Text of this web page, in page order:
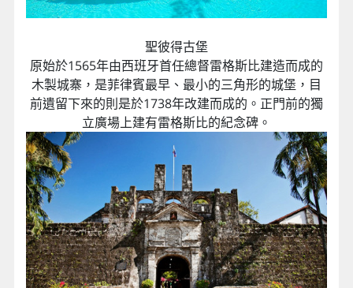
聖彼得古堡
原始於1565年由西班牙首任總督雷格斯比建造而成的
木製城寨，是菲律賓最早、最小的三角形的城堡，目
前遺留下來的則是於1738年改建而成的。正門前的獨
立廣場上建有雷格斯比的紀念碑。